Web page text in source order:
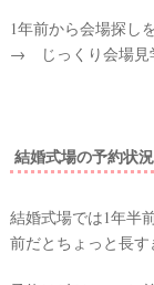
1年前から会場探
→ じっくり会場見
結婚式場の予約状
結婚式場では1年半
前だとちょっと長す